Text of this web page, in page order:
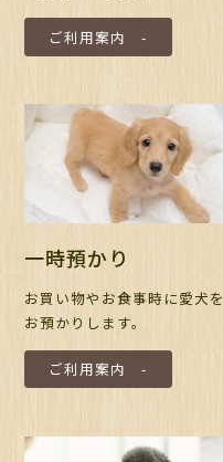
ご利用案内 -
一時預かり
お買い物やお食事時に愛犬を
お預かりします。
ご利用案内 -